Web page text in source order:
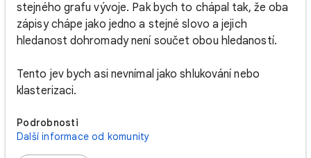
stejného grafu vývoje. Pak bych to chápal tak, že oba
zápisy chápe jako jedno a stejné slovo a jejich
hledanost dohromady není součet obou hledaností.
Tento jev bych asi nevnímal jako shlukování nebo
klasterizaci.
Podrobnosti
Další informace od komunity